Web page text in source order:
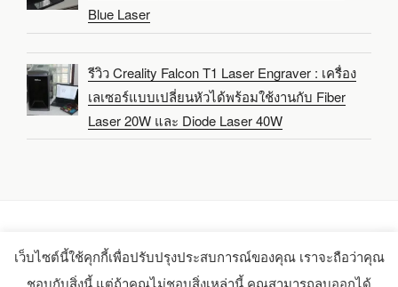
Blue Laser
รีวิว Creality Falcon T1 Laser Engraver : เครื่อง
เลเซอร์แบบเปลี่ยนหัวได้พร้อมใช้งานกับ Fiber
Laser 20W และ Diode Laser 40W
Copyright 2021-2025 -CNX Software Limited
เว็บไซต์นี้ใช้คุกกี้เพื่อปรับปรุงประสบการณ์ของคุณ เราจะถือว่าคุณ
ชอบกับสิ่งนี้ แต่ถ้าคุณไม่ชอบสิ่งเหล่านี้ คุณสามารถลบออกได้